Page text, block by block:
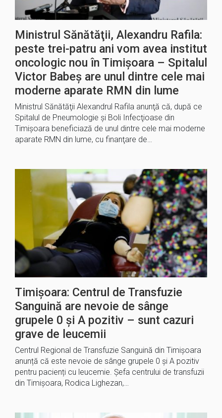
Ministrul Sănătăţii, Alexandru Rafila:
peste trei-patru ani vom avea institut
oncologic nou în Timişoara – Spitalul
Victor Babeș are unul dintre cele mai
moderne aparate RMN din lume
Ministrul Sănătăţii Alexandrul Rafila anunţă că, după ce
Spitalul de Pneumologie şi Boli Infecţioase din
Timişoara beneficiază de unul dintre cele mai moderne
aparate RMN din lume, cu finanţare de…
Timișoara: Centrul de Transfuzie
Sanguină are nevoie de sânge
grupele 0 și A pozitiv – sunt cazuri
grave de leucemii
Centrul Regional de Transfuzie Sanguină din Timișoara
anunță că este nevoie de sânge grupele 0 și A pozitiv
pentru pacienți cu leucemie. Șefa centrului de transfuzii
din Timișoara, Rodica Lighezan,…